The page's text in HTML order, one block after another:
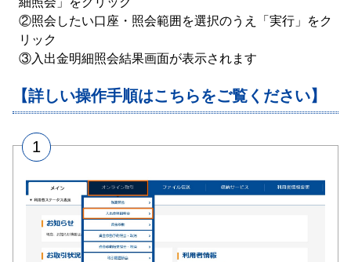
②照会したい口座・照会範囲を選択のうえ「実行」をク
リック
③入出金明細照会結果画面が表示されます
【詳しい操作手順はこちらをご覧ください】
1